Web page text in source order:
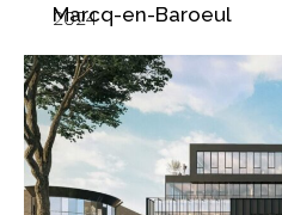
Marcq-en-Baroeul
2024